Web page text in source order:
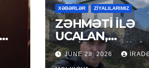
XƏBƏRLƏR ZİYALILARIMIZ
ZƏHMƏTİ İLƏ
UCALAN,
XEYİRXAHLIĞI
SEÇİLƏN: HACI
JUNE 28, 2026